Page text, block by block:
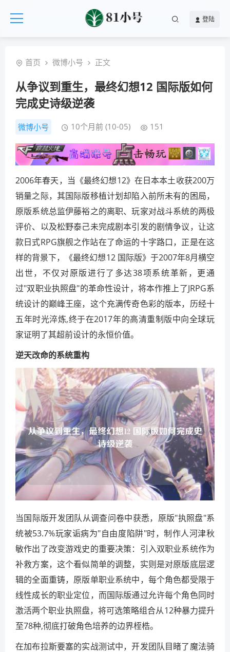
登陆
首页 微博小号 正文
从争议到重生，最终幻想12 国际版如何
完成史诗级逆袭
微博小号 10个月前 (10-05) 151
2006年春天，当《最终幻想12》在日本本土收获200万
销量之际，其国际版移植计划却陷入前所未有的困局，
原版系统总监伊藤裕之的离职、玩家对战斗系统的两极
评价、以及松野泰己未完成剧本引发的剧情争议，让这
款日式RPG旗舰之作站在了命运的十字路口，正是在这
样的背景下，《最终幻想12 国际版》于2007年8月横空
出世，不仅对原版进行了多达38项系统革新，更通
过"双职业执照盘"的革命性设计，将本作推上了JRPG系
统设计的巅峰王座，这个充满传奇色彩的版本，历经十
五年时光淬炼,终于在2017年的高清重制版中向全球玩
家证明了其超前设计的永恒价值。
逆天改命的系统重构
当国际版开发团队从调查问卷中获悉，原版"执照盘"系
统被53.7%玩家诟病为"自由度陷阱"时，制作人河津秋
敏作出了改变游戏史的重要决策：引入双职业系统作为
补救方案，这个看似简单的调整，实则是对原版底层逻
辑的全面重铸，原版单职业系统中，每个角色都受限于
线性成长的职业定位，而国际版通过允许每个角色同时
激活两个职业执照盘，将可选策略组合从12种暴力提升
至78种,彻底打破角色培养的边界桎梏。
在加布拉斯要塞的实战测试中，开发团队目睹了魔法骑